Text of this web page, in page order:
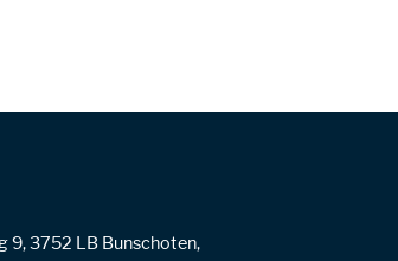
9, 3752 LB Bunschoten,